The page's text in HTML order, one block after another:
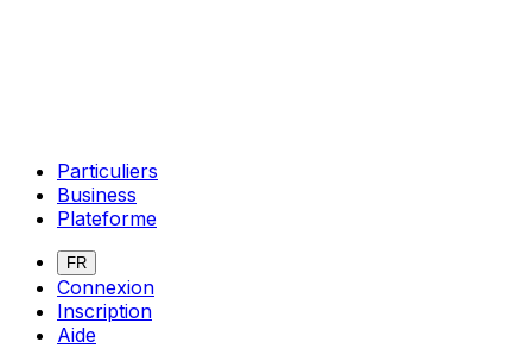
Particuliers
Business
Plateforme
FR
Connexion
Inscription
Aide